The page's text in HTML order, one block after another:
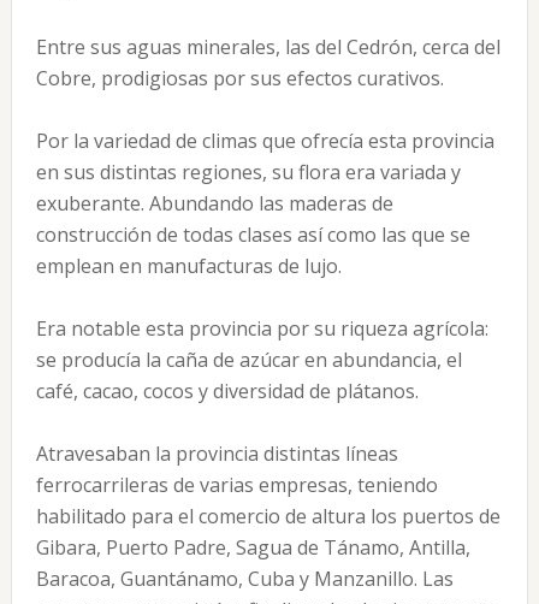
Entre sus aguas minerales, las del Cedrón, cerca del
Cobre, prodigiosas por sus efectos curativos.
Por la variedad de climas que ofrecía esta provincia
en sus distintas regiones, su flora era variada y
exuberante. Abundando las maderas de
construcción de todas clases así como las que se
emplean en manufacturas de lujo.
Era notable esta provincia por su riqueza agrícola:
se producía la caña de azúcar en abundancia, el
café, cacao, cocos y diversidad de plátanos.
Atravesaban la provincia distintas líneas
ferrocarrileras de varias empresas, teniendo
habilitado para el comercio de altura los puertos de
Gibara, Puerto Padre, Sagua de Tánamo, Antilla,
Baracoa, Guantánamo, Cuba y Manzanillo. Las